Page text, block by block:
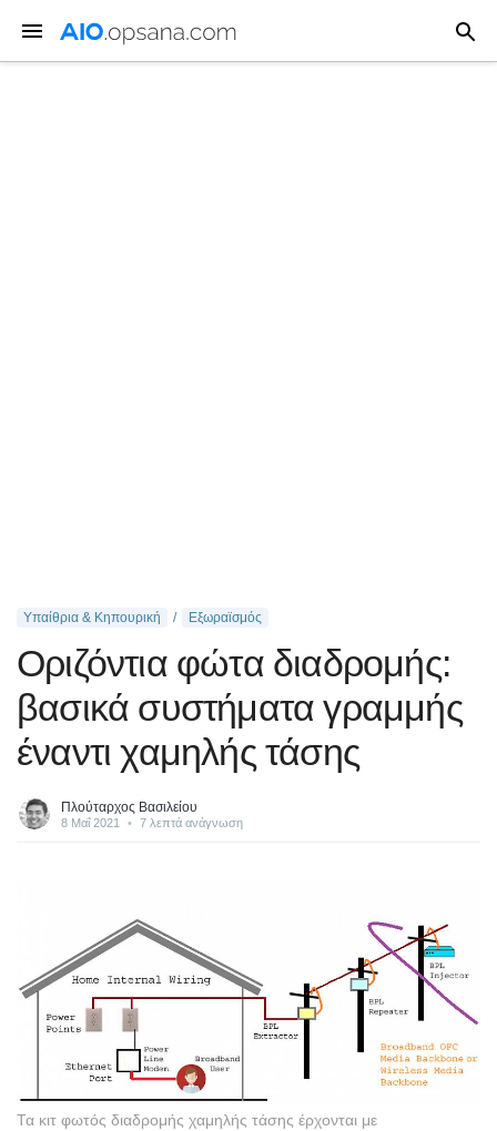
Υπαίθρια & Κηπουρική Εξωραϊσμός
Οριζόντια φώτα διαδρομής:
βασικά συστήματα γραμμής
έναντι χαμηλής τάσης
Πλούταρχος Βασιλείου
8 Μαΐ 2021 • 7 λεπτά ανάγνωση
Τα κιτ φωτός διαδρομής χαμηλής τάσης έρχονται με